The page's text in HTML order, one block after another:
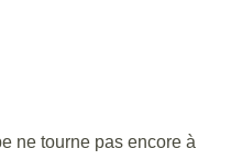
ne tourne pas encore à